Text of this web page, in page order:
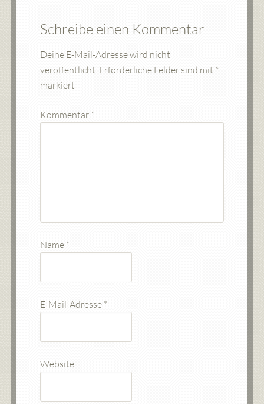
Schreibe einen Kommentar
Deine E-Mail-Adresse wird nicht
veröffentlicht. Erforderliche Felder sind mit *
markiert
Kommentar *
Name *
E-Mail-Adresse *
Website